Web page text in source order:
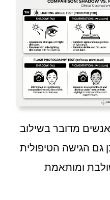
מדובר בשילוב
גם הגישה הטיפולית
ומותאמת